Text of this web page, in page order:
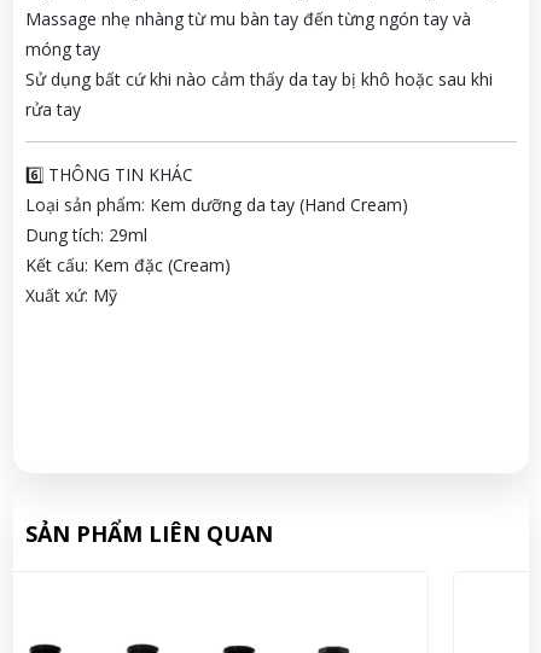
Massage nhẹ nhàng từ mu bàn tay đến từng ngón tay và
móng tay
Sử dụng bất cứ khi nào cảm thấy da tay bị khô hoặc sau khi
rửa tay
6️⃣ THÔNG TIN KHÁC
Loại sản phẩm: Kem dưỡng da tay (Hand Cream)
Dung tích: 29ml
Kết cấu: Kem đặc (Cream)
Xuất xứ: Mỹ
SẢN PHẨM LIÊN QUAN